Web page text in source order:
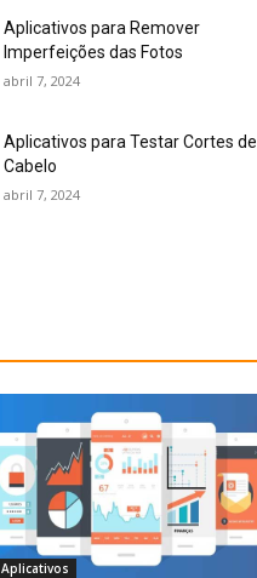
Aplicativos para Remover
Imperfeições das Fotos
abril 7, 2024
Aplicativos para Testar Cortes de
Cabelo
abril 7, 2024
Aplicativos